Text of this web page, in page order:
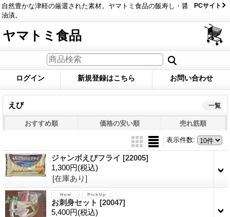
自然豊かな津軽の厳選された素材。ヤマトミ食品の飯寿し・醤
油漬。
PCサイト
ヤマトミ食品
ログイン 新規登録はこちら お問い合わせ
えび 一覧
おすすめ順 価格の安い順 売れ筋順
表示件数:
ジャンボえびフライ [22005]
1,300円(税込)
[在庫あり]
お刺身セット [20047]
5,400円(税込)